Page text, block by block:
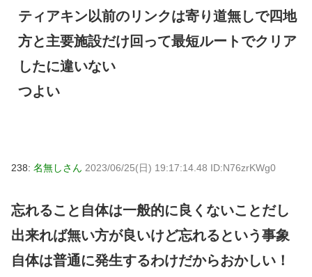
ティアキン以前のリンクは寄り道無しで四地
方と主要施設だけ回って最短ルートでクリア
したに違いない
つよい
238: 名無しさん 2023/06/25(日) 19:17:14.48 ID:N76zrKWg0
忘れること自体は一般的に良くないことだし
出来れば無い方が良いけど忘れるという事象
自体は普通に発生するわけだからおかしい！